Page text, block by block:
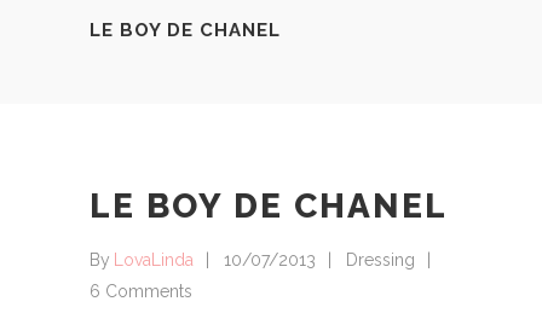
LE BOY DE CHANEL
LE BOY DE CHANEL
By LovaLinda 10/07/2013
Dressing
6 Comments